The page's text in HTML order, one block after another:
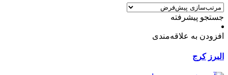
جستجو پیشرفته
افزودن به علاقه‌مندی
البرز کرج